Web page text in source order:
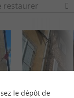
restaurer
le dépôt de